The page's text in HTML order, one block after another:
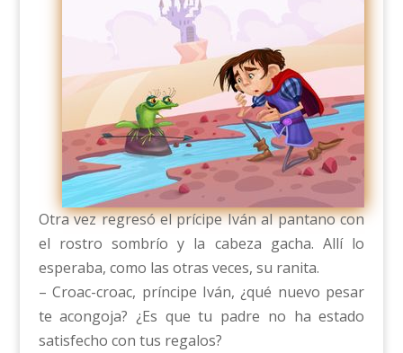
Otra vez regresó el prícipe Iván al pantano con
el rostro sombrío y la cabeza gacha. Allí lo
esperaba, como las otras veces, su ranita.
– Croac-croac, príncipe Iván, ¿qué nuevo pesar
te acongoja? ¿Es que tu padre no ha estado
satisfecho con tus regalos?